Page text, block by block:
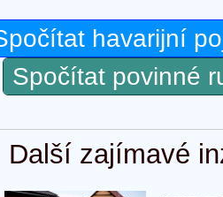
havarijní
Spočítat povinné
Další zajímavé